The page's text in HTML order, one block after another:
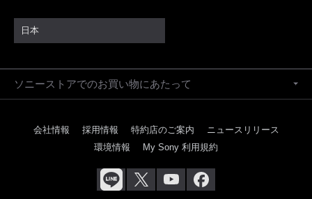
日本
ソニーストアでのお買い物にあたって
会社情報 採用情報 特約店のご案内
ニュースリリース
環境情報
My Sony 利用規約